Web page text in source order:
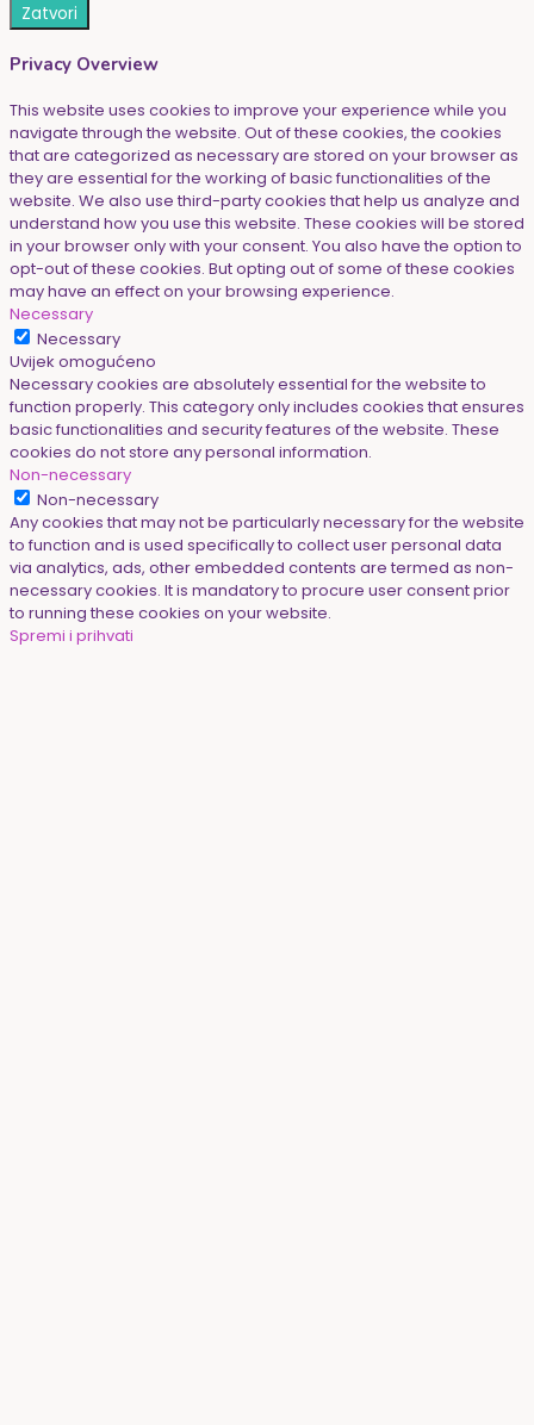
Zatvori
Privacy Overview
This website uses cookies to improve your experience while you
navigate through the website. Out of these cookies, the cookies
that are categorized as necessary are stored on your browser as
they are essential for the working of basic functionalities of the
website. We also use third-party cookies that help us analyze and
understand how you use this website. These cookies will be stored
in your browser only with your consent. You also have the option to
opt-out of these cookies. But opting out of some of these cookies
may have an effect on your browsing experience.
Necessary
Necessary
Uvijek omogućeno
Necessary cookies are absolutely essential for the website to
function properly. This category only includes cookies that ensures
basic functionalities and security features of the website. These
cookies do not store any personal information.
Non-necessary
Non-necessary
Any cookies that may not be particularly necessary for the website
to function and is used specifically to collect user personal data
via analytics, ads, other embedded contents are termed as non-
necessary cookies. It is mandatory to procure user consent prior
to running these cookies on your website.
Spremi i prihvati